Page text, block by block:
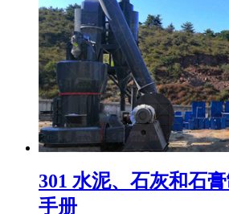
301 水泥、石灰和石
手册